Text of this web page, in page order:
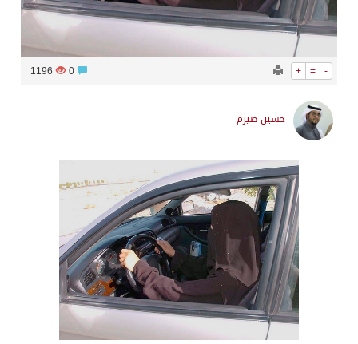
+ = -
1196
حسين صيرم